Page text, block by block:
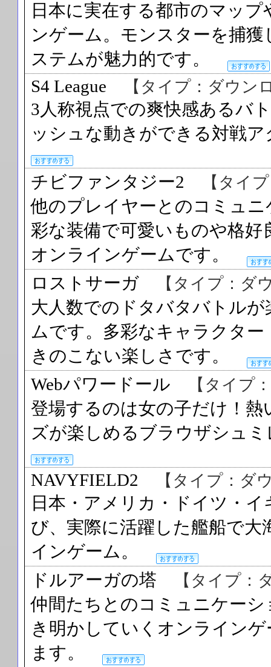
日本に実在する都市のマッ
ンゲーム。モンスターを捕
ステムが魅力的です。
S4 League
【タイプ：ダウ
3人称視点での爽快感あるバ
ッシュな動きができる対戦
チビファンタジー2 【タイ
他のプレイヤーとのコミュ
彩な装備で可愛いものや格
オンラインゲームです。
ロストサーガ
【タイプ：
大人数でのドタバタバトル
ムです。多彩なキャラクタ
きのこない楽しさです。
Webパワードール
【タイプ
登場するのは女の子だけ！
ズが楽しめるブラウザシュ
NAVYFIELD2 【タイプ：
日本・アメリカ・ドイツ・
び、実際に活躍した艦船で
インゲーム。
ドルアーガの塔
【タイプ
仲間たちとのコミュニケー
き明かしていくオンライン
ます。